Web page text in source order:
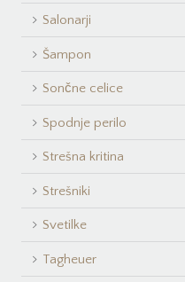
Salonarji
Šampon
Sončne celice
Spodnje perilo
Strešna kritina
Strešniki
Svetilke
Tagheuer